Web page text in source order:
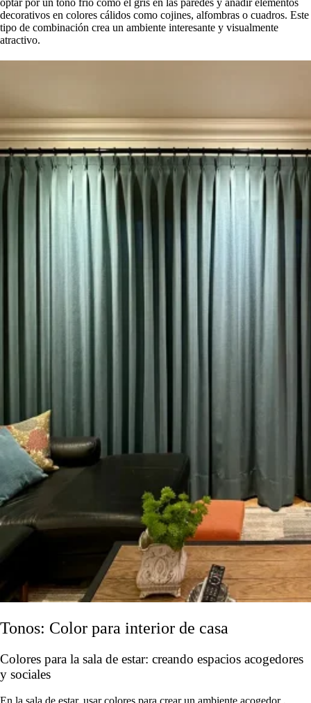
decorativos en colores cálidos como cojines, alfombras o cuadros. Este
tipo de combinación crea un ambiente interesante y visualmente
atractivo.
Tonos: Color para interior de casa
Colores para la sala de estar: creando espacios acogedores
y sociales